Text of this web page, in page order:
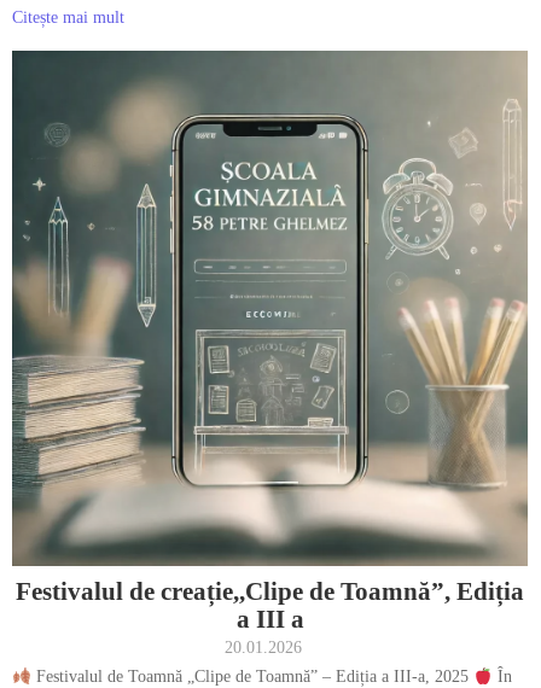
Citește mai mult
Festivalul de creație,,Clipe de Toamnă”, Ediția
a III a
20.01.2026
Festivalul de Toamnă „Clipe de Toamnă” – Ediția a III-a, 2025
În